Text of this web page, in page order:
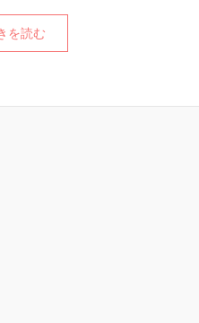
を読む